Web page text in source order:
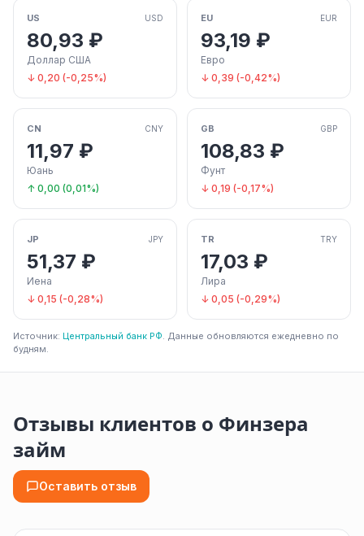
US USD
80,93 ₽
Доллар США
↓ 0,20 (-0,25%)
EU EUR
93,19 ₽
Евро
↓ 0,39 (-0,42%)
CN CNY
11,97 ₽
Юань
↑ 0,00 (0,01%)
GB GBP
108,83 ₽
Фунт
↓ 0,19 (-0,17%)
JP JPY
51,37 ₽
Иена
↓ 0,15 (-0,28%)
TR TRY
17,03 ₽
Лира
↓ 0,05 (-0,29%)
Источник: Центральный банк РФ. Данные обновляются ежедневно по
будням.
Отзывы клиентов о Финзера
займ
Оставить отзыв